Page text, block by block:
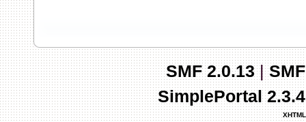
03 Апреля 2026, 10:02:33
whookey:GenKass: с
03 Апреля 2026, 05:22:56
SMF 2.0.13|
SimplePortal
XHTML